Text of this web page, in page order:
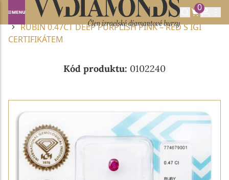
0
Domů DRAHOKAMY A POLODRAHOKAMY
RUBÍN
RUBÍN 0.47CT DEEP PURPLISH PINK – RED S IGI
CERTIFIKÁTEM
Kód produktu: 0102240